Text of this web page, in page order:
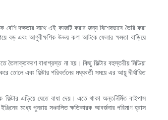
দক্ষতার সাথে এই কাজটি করার জন্য বিশেষভাবে তৈরি করা
বড় এবং আণুবীক্ষণিক উভয় কণা আটকে ফেলার ক্ষমতা বাড়িয়ে
তৈলাক্তকরণ বাধাগ্রস্ত না হয়। কিছু ফিল্টার বহুস্তরীয় মিডিয়া
এবং ফিল্টার পরিবর্তনের মধ্যবর্তী সময়ে এর আয়ু দীর্ঘায়িত
এড়িয়ে যেতে বাধা দেয়। এতে থাকা অন্তর্নির্মিত বাইপাস
মধ্যে পুনরায় সঞ্চালিত ক্ষতিকারক আবর্জনার পরিমাণ হ্রাস